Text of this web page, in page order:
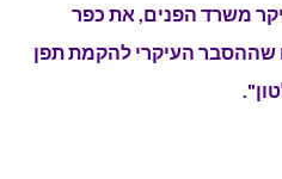
משרד הפנים, את כפר
שההסבר העיקרי להקמת תפן